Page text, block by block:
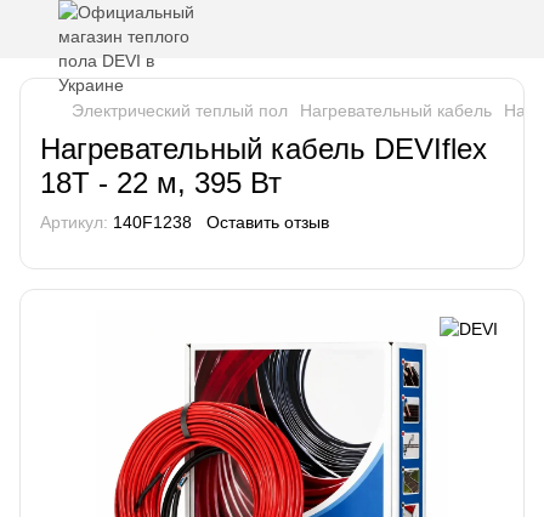
Электрический теплый пол Нагревательный кабель
Нагревательный кабель DEVIflex
18T - 22 м, 395 Вт
Артикул: 140F1238 Оставить отзыв